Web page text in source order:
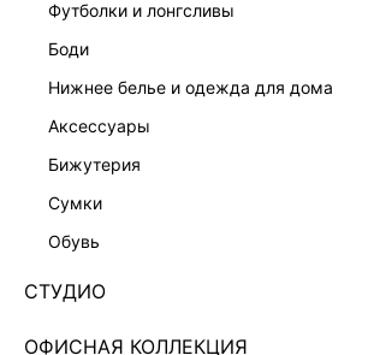
футболки и лонгсливы
боди
нижнее белье и одежда для дома
аксессуары
бижутерия
сумки
обувь
СТУДИО
ОФИСНАЯ КОЛЛЕКЦИЯ
ЭКСКЛЮЗИВНО ОНЛАЙН
АСИММЕТРИЧНОЕ ПЛАТЬЕ МАКСИ
5256604505-59
Нет в наличии